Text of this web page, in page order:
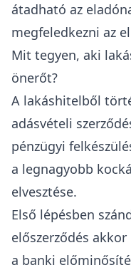
átadható az
megfeledkezni az
Mit tegyen, aki
önerőt?
A lakáshitelből
adásvételi
pénzügyi
a legnagyobb
elvesztése.
Első lépésben
előszerződés
a banki